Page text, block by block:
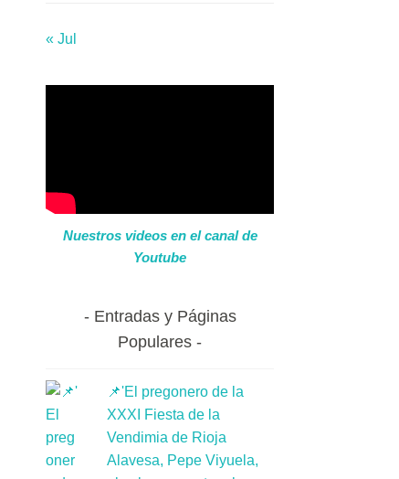
« Jul
Nuestros videos en el canal de
Youtube
Entradas y Páginas
Populares
📌'El pregonero de la
XXXI Fiesta de la
Vendimia de Rioja
Alavesa, Pepe Viyuela,